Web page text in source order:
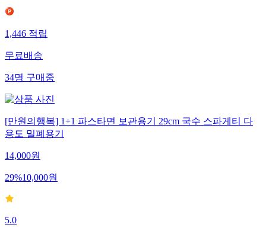
1,446적립
무료배송
34명구매중
[만원의행복] 1+1 파스타면 보관용기 29cm 국수 스파게티 다
용도 밀폐용기
14,000원
29%10,000원
5.0